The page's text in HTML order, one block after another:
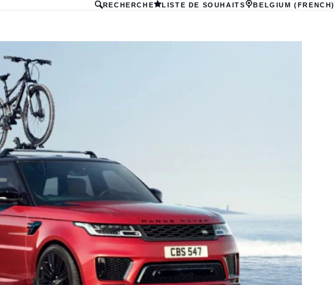
RECHERCHE LISTE DE SOUHAITS BELGIUM (FRENCH)